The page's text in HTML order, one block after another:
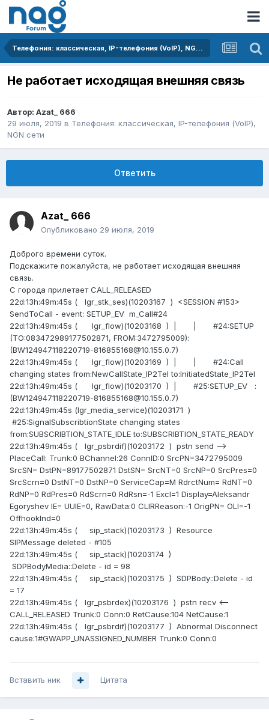
Телефония: классическая, IP-телефония (VoIP), NGN сети
Не работает исходящая внешняя связь
Автор: Azat_ 666
29 июля, 2019 в Телефония: классическая, IP-телефония (VoIP),
NGN сети
Ответить
Azat_ 666
Опубликовано 29 июля, 2019
Доброго времени суток.
Подскажите пожалуйста, не работает исходящая внешняя
связь.
С города прилетает CALL_RELEASED
22d:13h:49m:45s ( lgr_stk_ses)(10203167 ) <SESSION #153>
SendToCall - event: SETUP_EV m_Call#24
22d:13h:49m:45s ( lgr_flow)(10203168 ) | | #24:SETUP
(TO:083472989177502871, FROM:3472795009):
(BW124947118220719-816855168@10.155.0.7)
22d:13h:49m:45s ( lgr_flow)(10203169 ) | | #24:Call
changing states from:NewCallState_IP2Tel to:InitiatedState_IP2Tel
22d:13h:49m:45s ( lgr_flow)(10203170 ) | #25:SETUP_EV :
(BW124947118220719-816855168@10.155.0.7)
22d:13h:49m:45s (lgr_media_service)(10203171 )
#25:SignalSubscribtionState changing states
from:SUBSCRIBTION_STATE_IDLE to:SUBSCRIBTION_STATE_READY
22d:13h:49m:45s ( lgr_psbrdif)(10203172 ) pstn send -->
PlaceCall: Trunk:0 BChannel:26 ConnID:0 SrcPN=3472795009
SrcSN= DstPN=89177502871 DstSN= SrcNT=0 SrcNP=0 SrcPres=0
SrcScrn=0 DstNT=0 DstNP=0 ServiceCap=M RdrctNum= RdNT=0
RdNP=0 RdPres=0 RdScrn=0 RdRsn=-1 Excl=1 Display=Aleksandr
Egoryshev IE= UUIE=0, RawData:0 CLIRReason:-1 OrigPN= OLI=-1
OffhookInd=0
22d:13h:49m:45s ( sip_stack)(10203173 ) Resource
SIPMessage deleted - #105
22d:13h:49m:45s ( sip_stack)(10203174 )
SDPBodyMedia::Delete - id = 98
22d:13h:49m:45s ( sip_stack)(10203175 ) SDPBody::Delete - id
= 17
22d:13h:49m:45s ( lgr_psbrdex)(10203176 ) pstn recv <--
CALL_RELEASED Trunk:0 Conn:0 RetCause:104 NetCause:1
22d:13h:49m:45s ( lgr_psbrdif)(10203177 ) Abnormal Disconnect
cause:1#GWAPP_UNASSIGNED_NUMBER Trunk:0 Conn:0
Вставить ник Цитата